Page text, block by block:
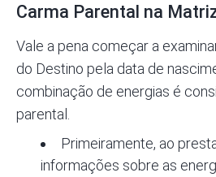
Carma Parental na
Vale a pena começar a
do Destino pela data de
combinação de energias é
parental
Primeiramente, ao
informações sobre as